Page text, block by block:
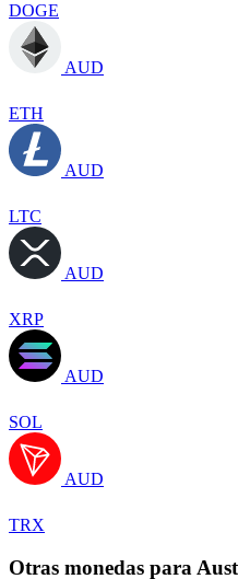
DOGE
AUD
ETH
AUD
LTC
AUD
XRP
AUD
SOL
AUD
TRX
Otras monedas para